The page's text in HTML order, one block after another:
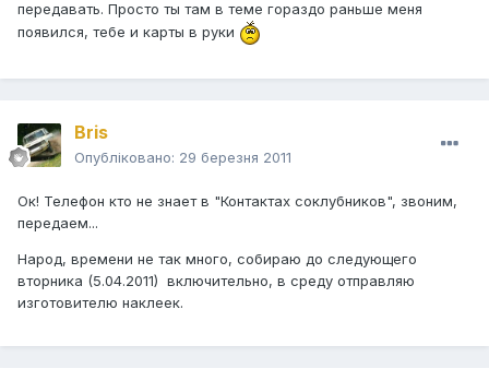
передавать. Просто ты там в теме гораздо раньше меня
появился, тебе и карты в руки
Bris
Опубліковано: 29 березня 2011
Ок! Телефон кто не знает в "Контактах соклубников", звоним,
передаем...
Народ, времени не так много, собираю до следующего
вторника (5.04.2011) включительно, в среду отправляю
изготовителю наклеек.